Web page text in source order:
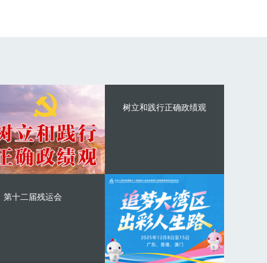
树立和践行正确政绩观
第十二届残运会